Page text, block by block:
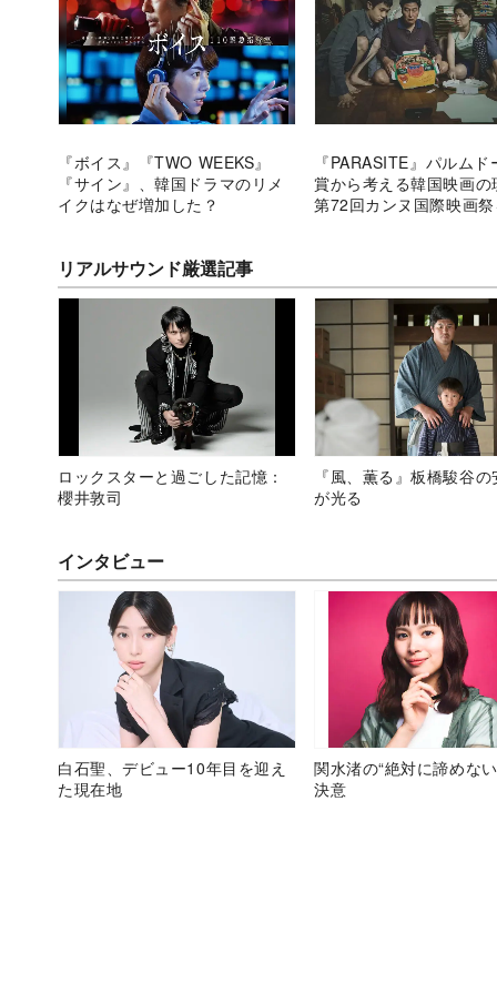
『ボイス』『TWO WEEKS』
『サイン』、韓国ドラマのリメ
イクはなぜ増加した？
『PARASITE』パルムド
賞から考える韓国映画
第72回カンヌ国際映画
リアルサウンド厳選記事
ロックスターと過ごした記憶：
櫻井敦司
『風、薫る』板橋駿谷
が光る
インタビュー
白石聖、デビュー10年目を迎え
た現在地
関水渚の“絶対に諦めな
決意